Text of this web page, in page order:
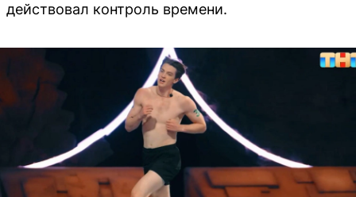
действовал контроль времени.